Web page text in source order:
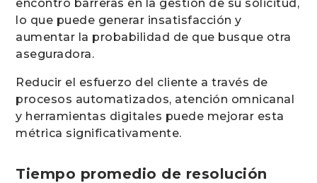
encontró barreras en la gestión de su solicitud,
lo que puede generar insatisfacción y
aumentar la probabilidad de que busque otra
aseguradora.
Reducir el esfuerzo del cliente a través de
procesos automatizados, atención omnicanal
y herramientas digitales puede mejorar esta
métrica significativamente.
Tiempo promedio de resolución